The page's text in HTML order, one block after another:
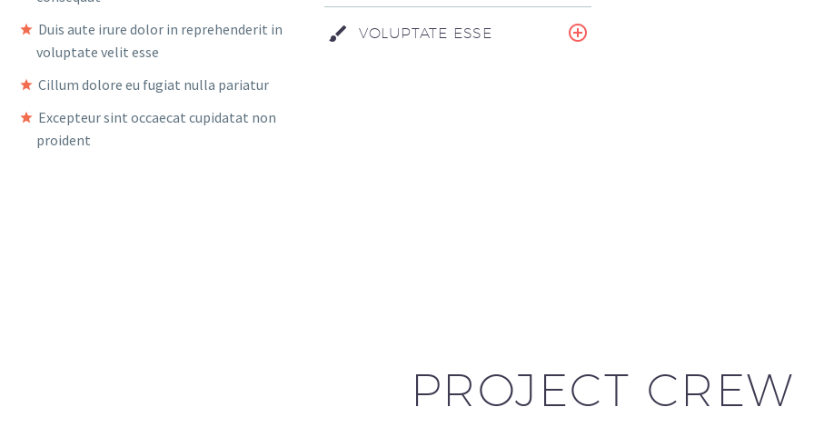
Duis aute irure dolor in reprehenderit in
voluptate velit esse
Cillum dolore eu fugiat nulla pariatur
Excepteur sint occaecat cupidatat non
proident
VOLUPTATE ESSE
PROJECT CREW